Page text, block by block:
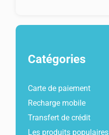
Catégories
Carte de paiement
Recharge mobile
Transfert de crédit
Les produits populaires